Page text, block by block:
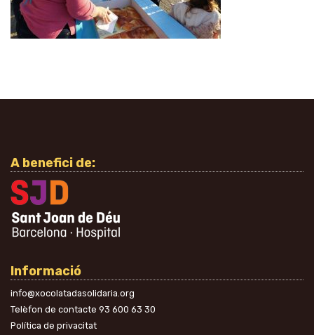
A benefici de:
Informació
info@xocolatadasolidaria.org
Telèfon de contacte 93 600 63 30
Política de privacitat